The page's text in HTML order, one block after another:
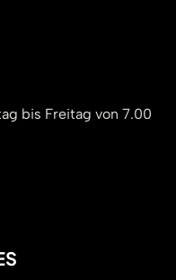
bis Freitag von 7.00